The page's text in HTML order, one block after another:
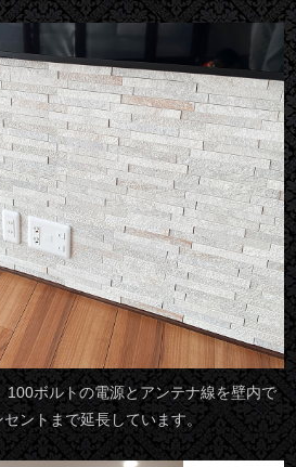
100ボルトの電源とアンテナ線を壁内で
ントまで延長しています。